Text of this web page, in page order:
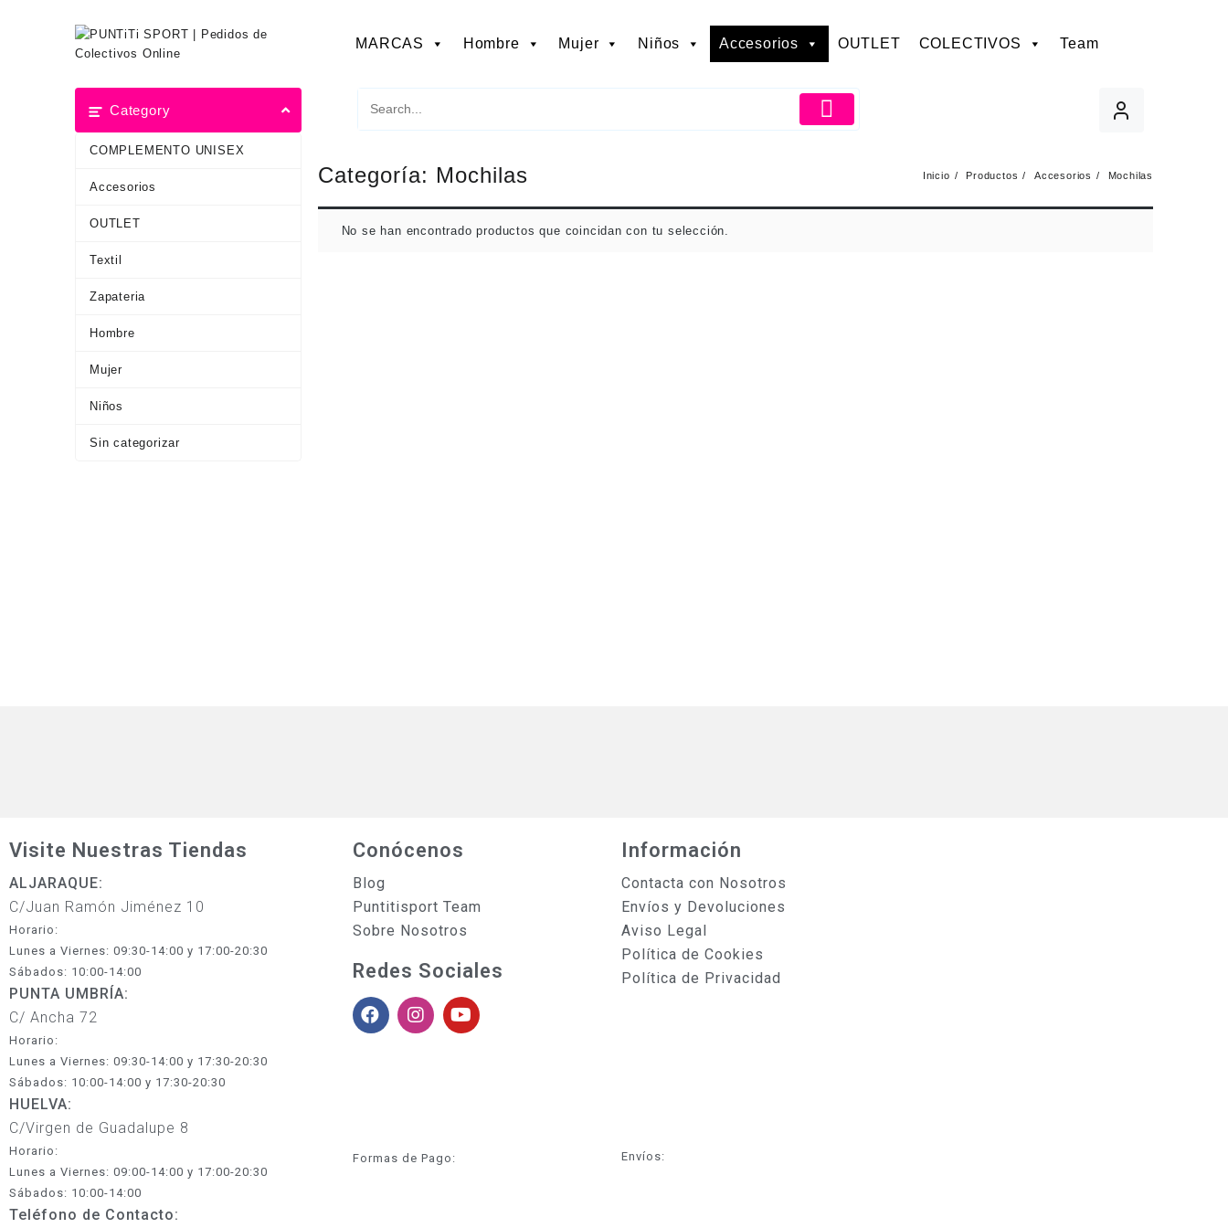
MARCAS Hombre Mujer Niños Accesorios OUTLET COLECTIVOS Team
Category
COMPLEMENTO UNISEX
Accesorios
OUTLET
Textil
Zapateria
Hombre
Mujer
Niños
Sin categorizar
Categoría: Mochilas Inicio Productos Accesorios Mochilas
No se han encontrado productos que coincidan con tu selección.
Visite Nuestras Tiendas
ALJARAQUE:
C/Juan Ramón Jiménez 10
Horario:
Lunes a Viernes: 09:30-14:00 y 17:00-20:30
Sábados: 10:00-14:00
PUNTA UMBRÍA:
C/ Ancha 72
Horario:
Lunes a Viernes: 09:30-14:00 y 17:30-20:30
Sábados: 10:00-14:00 y 17:30-20:30
HUELVA:
C/Virgen de Guadalupe 8
Horario:
Lunes a Viernes: 09:00-14:00 y 17:00-20:30
Sábados: 10:00-14:00
Teléfono de Contacto:
Conócenos
Blog
Puntitisport Team
Sobre Nosotros
Redes Sociales
Formas de Pago:
Información
Contacta con Nosotros
Envíos y Devoluciones
Aviso Legal
Política de Cookies
Política de Privacidad
Envíos: